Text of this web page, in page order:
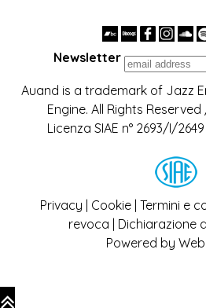
Newsletter
Auand is a trademark of Jazz
Engine. All Rights Reserved
Licenza SIAE n° 2693/I/
Privacy Cookie| Termini e
revoca
Dichiarazione
Powered by